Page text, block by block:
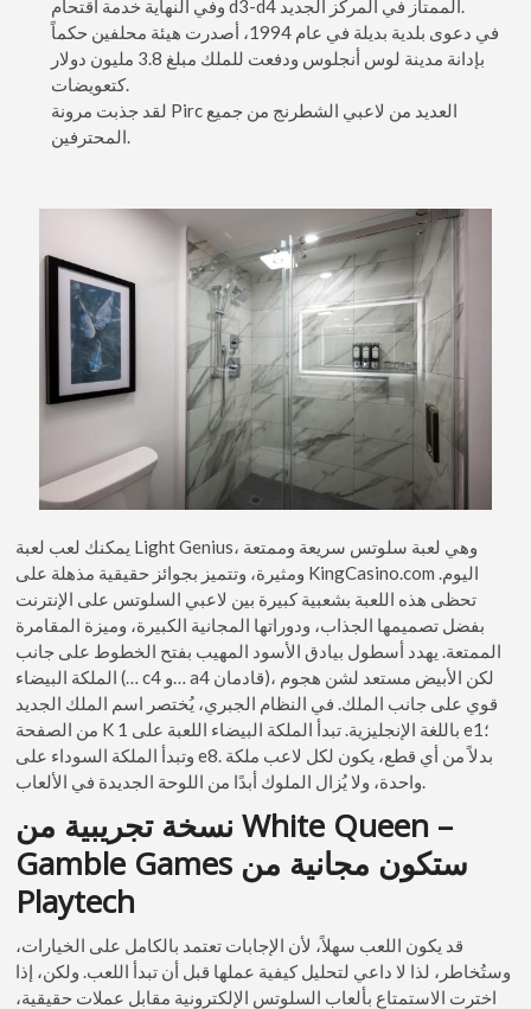
في دعوى بلدية بديلة في عام 1994، أصدرت هيئة محلفين حكماً
بإدانة مدينة لوس أنجلوس ودفعت للملك مبلغ 3.8 مليون دولار
كتعويضات.
لقد جذبت مرونة Pirc العديد من لاعبي الشطرنج من جميع
يمكنك لعب لعبة Light Genius، وهي لعبة سلوتس سريعة وممتعة
ومثيرة، وتتميز بجوائز حقيقية مذهلة على KingCasino.com اليوم.
تحظى هذه اللعبة بشعبية كبيرة بين لاعبي السلوتس على الإنترنت
بفضل تصميمها الجذاب، ودوراتها المجانية الكبيرة، وميزة المقامرة
الممتعة. يهدد أسطول بيادق الأسود المهيب بفتح الخطوط على جانب
الملكة البيضاء (… c4 و… a4 قادمان)، لكن الأبيض مستعد لشن هجوم
قوي على جانب الملك. في النظام الجبري، يُختصر اسم الملك الجديد
من الصفحة K 1 باللغة الإنجليزية. تبدأ الملكة البيضاء اللعبة على e1؛
وتبدأ الملكة السوداء على e8. بدلاً من أي قطع، يكون لكل لاعب ملكة
واحدة، ولا يُزال الملوك أبدًا من اللوحة الجديدة في الألعاب.
نسخة تجريبية من White Queen –
Gamble Games ستكون مجانية من
Playtech
قد يكون اللعب سهلاً، لأن الإجابات تعتمد بالكامل على الخيارات،
وستُخاطر، لذا لا داعي لتحليل كيفية عملها قبل أن تبدأ اللعب. ولكن، إذا
اخترت الاستمتاع بألعاب السلوتس الإلكترونية مقابل عملات حقيقية،